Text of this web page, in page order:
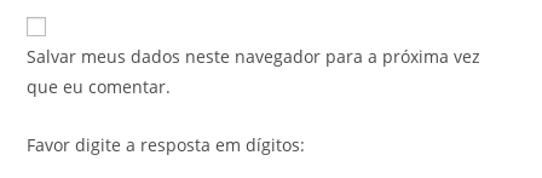
Salvar meus dados neste navegador para a próxima vez
que eu comentar.
Favor digite a resposta em dígitos: